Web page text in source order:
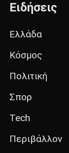
Ειδήσεις
Ελλάδα
Κόσμος
Πολιτική
Σπορ
Tech
Περιβάλλον